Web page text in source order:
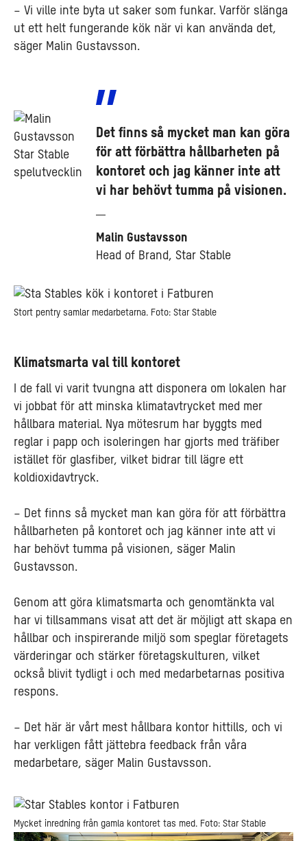
– Vi ville inte byta ut saker som funkar. Varför slänga
ut ett helt fungerande kök när vi kan använda det,
säger Malin Gustavsson.
Det finns så mycket man kan göra
för att förbättra hållbarheten på
kontoret och jag känner inte att
vi har behövt tumma på visionen.
Malin Gustavsson
Head of Brand, Star Stable
Stort pentry samlar medarbetarna. Foto: Star Stable
Klimatsmarta val till kontoret
I de fall vi varit tvungna att disponera om lokalen har
vi jobbat för att minska klimatavtrycket med mer
hållbara material. Nya mötesrum har byggts med
reglar i papp och isoleringen har gjorts med träfiber
istället för glasfiber, vilket bidrar till lägre ett
koldioxidavtryck.
– Det finns så mycket man kan göra för att förbättra
hållbarheten på kontoret och jag känner inte att vi
har behövt tumma på visionen, säger Malin
Gustavsson.
Genom att göra klimatsmarta och genomtänkta val
har vi tillsammans visat att det är möjligt att skapa en
hållbar och inspirerande miljö som speglar företagets
värderingar och stärker företagskulturen, vilket
också blivit tydligt i och med medarbetarnas positiva
respons.
– Det här är vårt mest hållbara kontor hittills, och vi
har verkligen fått jättebra feedback från våra
medarbetare, säger Malin Gustavsson.
Mycket inredning från gamla kontoret tas med. Foto: Star Stable